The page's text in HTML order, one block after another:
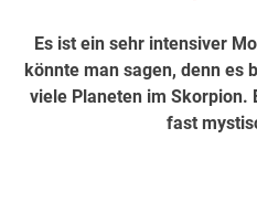
Es ist ein sehr intensiver
könnte man sagen, denn es
viele Planeten im Skorpion.
fast